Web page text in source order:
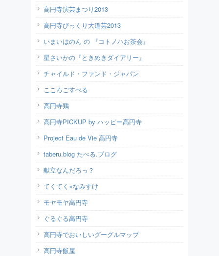
高円寺演芸まつり2013
高円寺びっくり大道芸2013
いまいはのん の 『コトノハお茶会』
星さいかの『ときめきダイアリー』
チャイルド・ファンド・ジャパン
こころごすぺる
高円寺鶏
高円寺PICKUP by ハッピー高円寺
Project Eau de Vie 高円寺
taberu.blog たべる.ブログ
献立なんだろっ？
てくてく×なみすけ
モヤモヤ高円寺
ぐるぐる高円寺
高円寺でおいしいグーグルマップ
高円寺飯屋